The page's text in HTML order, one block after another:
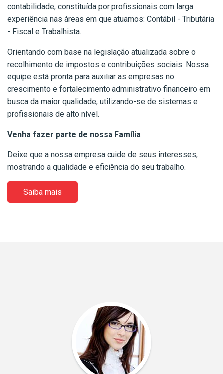
contabilidade, constituída por profissionais com larga
experiência nas áreas em que atuamos: Contábil - Tributária
- Fiscal e Trabalhista.
Orientando com base na legislação atualizada sobre o
recolhimento de impostos e contribuições sociais. Nossa
equipe está pronta para auxiliar as empresas no
crescimento e fortalecimento administrativo financeiro em
busca da maior qualidade, utilizando-se de sistemas e
profissionais de alto nível.
Venha fazer parte de nossa Família
Deixe que a nossa empresa cuide de seus interesses,
mostrando a qualidade e eficiência do seu trabalho.
Saiba mais